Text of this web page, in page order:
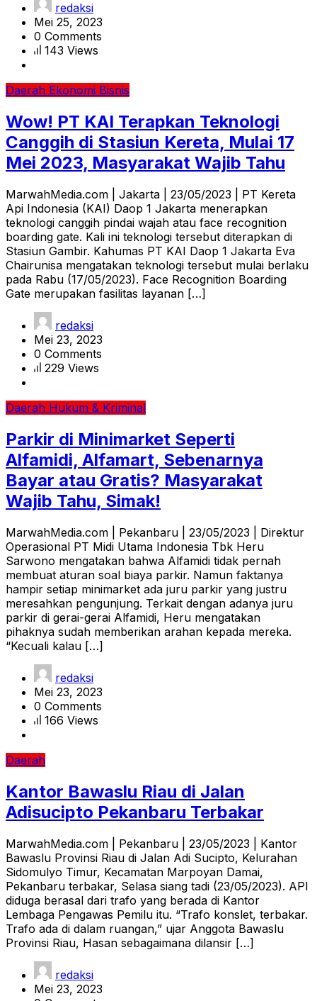
redaksi
Mei 25, 2023
0 Comments
143 Views
Daerah Ekonomi Bisnis
Wow! PT KAI Terapkan Teknologi
Canggih di Stasiun Kereta, Mulai 17
Mei 2023, Masyarakat Wajib Tahu
MarwahMedia.com | Jakarta | 23/05/2023 | PT Kereta
Api Indonesia (KAI) Daop 1 Jakarta menerapkan
teknologi canggih pindai wajah atau face recognition
boarding gate. Kali ini teknologi tersebut diterapkan di
Stasiun Gambir. Kahumas PT KAI Daop 1 Jakarta Eva
Chairunisa mengatakan teknologi tersebut mulai berlaku
pada Rabu (17/05/2023). Face Recognition Boarding
Gate merupakan fasilitas layanan […]
redaksi
Mei 23, 2023
0 Comments
229 Views
Daerah Hukum & Kriminal
Parkir di Minimarket Seperti
Alfamidi, Alfamart, Sebenarnya
Bayar atau Gratis? Masyarakat
Wajib Tahu, Simak!
MarwahMedia.com | Pekanbaru | 23/05/2023 | Direktur
Operasional PT Midi Utama Indonesia Tbk Heru
Sarwono mengatakan bahwa Alfamidi tidak pernah
membuat aturan soal biaya parkir. Namun faktanya
hampir setiap minimarket ada juru parkir yang justru
meresahkan pengunjung. Terkait dengan adanya juru
parkir di gerai-gerai Alfamidi, Heru mengatakan
pihaknya sudah memberikan arahan kepada mereka.
“Kecuali kalau […]
redaksi
Mei 23, 2023
0 Comments
166 Views
Daerah
Kantor Bawaslu Riau di Jalan
Adisucipto Pekanbaru Terbakar
MarwahMedia.com | Pekanbaru | 23/05/2023 | Kantor
Bawaslu Provinsi Riau di Jalan Adi Sucipto, Kelurahan
Sidomulyo Timur, Kecamatan Marpoyan Damai,
Pekanbaru terbakar, Selasa siang tadi (23/05/2023). API
diduga berasal dari trafo yang berada di Kantor
Lembaga Pengawas Pemilu itu. “Trafo konslet, terbakar.
Trafo ada di dalam ruangan,” ujar Anggota Bawaslu
Provinsi Riau, Hasan sebagaimana dilansir […]
redaksi
Mei 23, 2023